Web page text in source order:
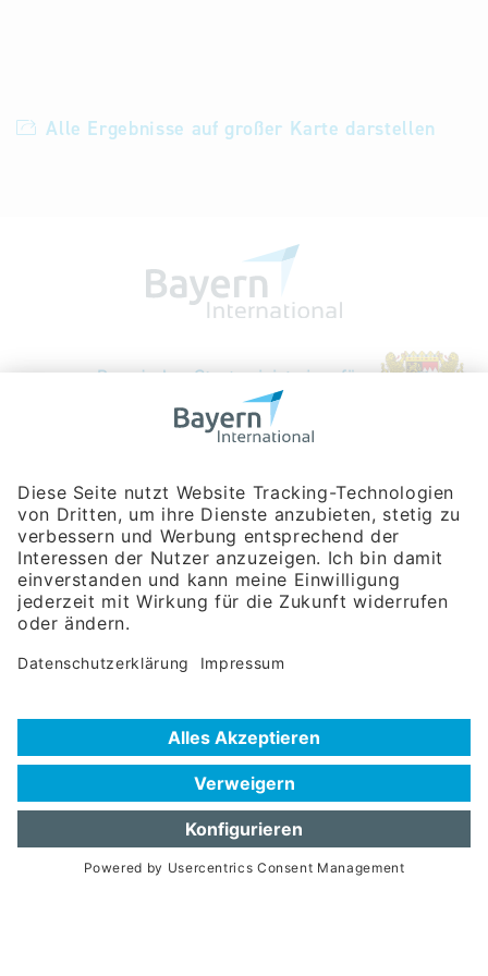
Alle Ergebnisse auf großer Karte darstellen
Bayerische Gesellschaft für Internationale
Rosenheimer Str. 143C
81671 München
Tel:+49 180 5949260
(Festnetz 14 ct/min, Mobil max. 42 ct/min)
Hotline
Datenschutzerklärung
Nutzungsbedingungen
Häufig gestellte Fragen (FAQ)